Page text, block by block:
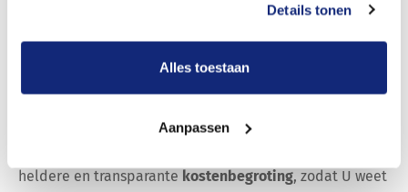
Details tonen
Alles toestaan
Aanpassen
10 uitvaart keuze opties.
Kosten van de uitvaart
Uiteraard houdt de uitvaartverzorger bij het vormgeven
van de uitvaart ook rekening met uw budget. Na afloop
heldere en transparante kostenbegroting, zodat U weet